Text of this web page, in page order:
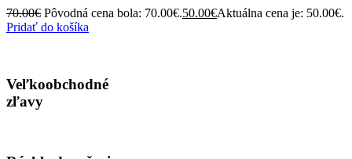
70.00€ Pôvodná cena bola: 70.00€.50.00€Aktuálna cena je: 50.00€.
Pridať do košíka
Veľkoobchodné
zľavy